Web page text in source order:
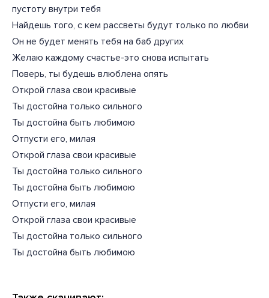
пустоту внутри тебя
Найдешь того, с кем рассветы будут только по любви
Он не будет менять тебя на баб других
Желаю каждому счастье-это снова испытать
Поверь, ты будешь влюблена опять
Открой глаза свои красивые
Ты достойна только сильного
Ты достойна быть любимою
Отпусти его, милая
Открой глаза свои красивые
Ты достойна только сильного
Ты достойна быть любимою
Отпусти его, милая
Открой глаза свои красивые
Ты достойна только сильного
Ты достойна быть любимою